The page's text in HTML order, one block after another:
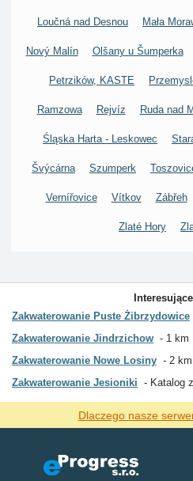
Loučná nad Desnou Mała
Nový Malín Olšany u Šumperka
Petrzików, KASTE
Ramzowa Rejvíz Ruda nad
Śląska Harta - Leskowec
Švýcárna Szumperk
Vernířovice Vítkov Zábřeh
Zlaté Hory
Zakwaterowanie Puste Żibrzydowice
Zakwaterowanie Jindrzichow
1 km
Zakwaterowanie Nowe Losiny
2 km
Zakwaterowanie Jesioniki
Katalog
Dlaczego nasze